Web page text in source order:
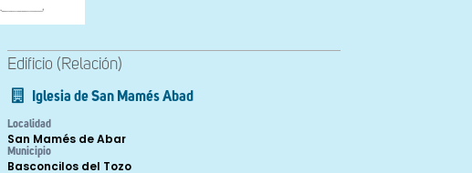
Edificio (Relación)
Iglesia de San Mamés Abad
Localidad
San Mamés de Abar
Municipio
Basconcilos del Tozo